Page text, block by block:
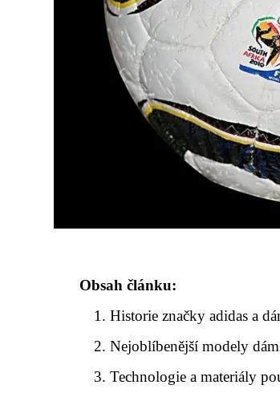
Obsah článku:
Historie značky adidas a
Nejoblíbenější modely
Technologie a materiály